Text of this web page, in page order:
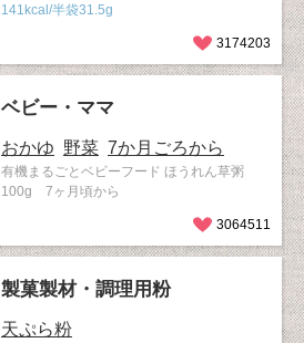
141kcal/半袋31.5g
3174203
ベビー・ママ
おかゆ 野菜 7か月ごろから
有機まるごとベビーフード ほうれん草粥
100g 7ヶ月頃から
3064511
製菓製材・調理用粉
天ぷら粉